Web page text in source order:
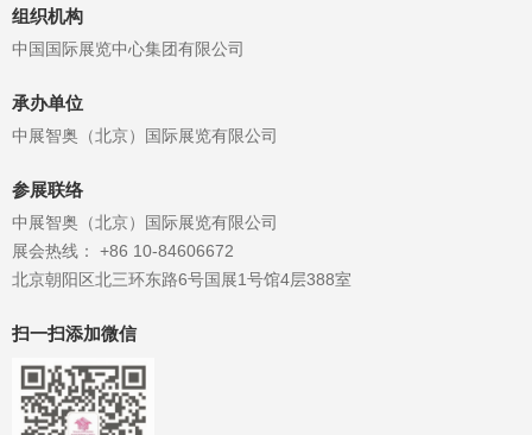
组织机构
中国国际展览中心集团有限公司
承办单位
中展智奥（北京）国际展览有限公司
参展联络
中展智奥（北京）国际展览有限公司
展会热线： +86 10-84606672
北京朝阳区北三环东路6号国展1号馆4层388室
扫一扫添加微信